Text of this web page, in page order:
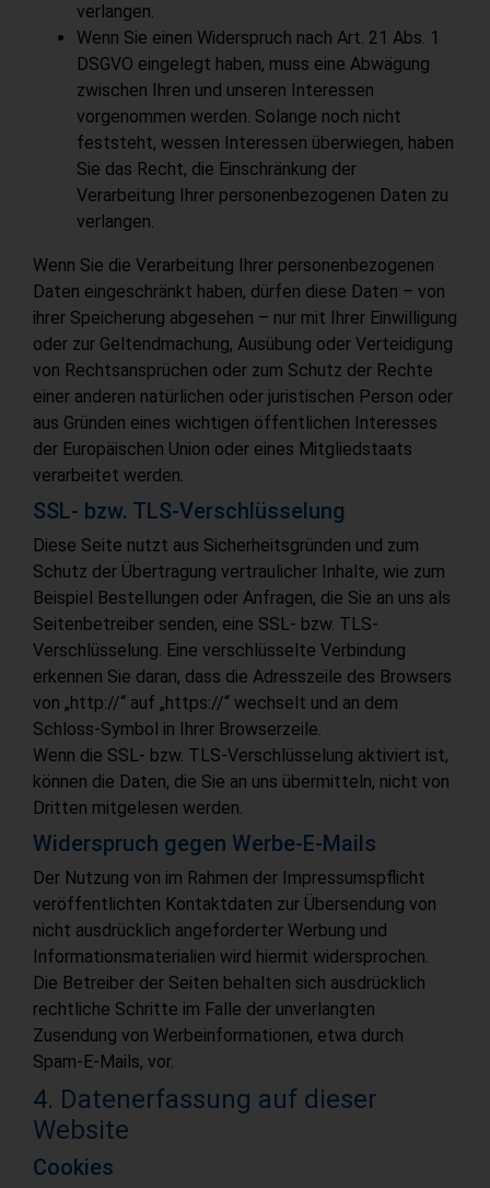
verlangen.
Wenn Sie einen Widerspruch nach Art. 21 Abs. 1
DSGVO eingelegt haben, muss eine Abwägung
zwischen Ihren und unseren Interessen
vorgenommen werden. Solange noch nicht
feststeht, wessen Interessen überwiegen, haben
Sie das Recht, die Einschränkung der
Verarbeitung Ihrer personenbezogenen Daten zu
verlangen.
Wenn Sie die Verarbeitung Ihrer personenbezogenen
Daten eingeschränkt haben, dürfen diese Daten – von
ihrer Speicherung abgesehen – nur mit Ihrer Einwilligung
oder zur Geltendmachung, Ausübung oder Verteidigung
von Rechtsansprüchen oder zum Schutz der Rechte
einer anderen natürlichen oder juristischen Person oder
aus Gründen eines wichtigen öffentlichen Interesses
der Europäischen Union oder eines Mitgliedstaats
verarbeitet werden.
SSL- bzw. TLS-Verschlüsselung
Diese Seite nutzt aus Sicherheitsgründen und zum
Schutz der Übertragung vertraulicher Inhalte, wie zum
Beispiel Bestellungen oder Anfragen, die Sie an uns als
Seitenbetreiber senden, eine SSL- bzw. TLS-
Verschlüsselung. Eine verschlüsselte Verbindung
erkennen Sie daran, dass die Adresszeile des Browsers
von „http://“ auf „https://“ wechselt und an dem
Schloss-Symbol in Ihrer Browserzeile.
Wenn die SSL- bzw. TLS-Verschlüsselung aktiviert ist,
können die Daten, die Sie an uns übermitteln, nicht von
Dritten mitgelesen werden.
Widerspruch gegen Werbe-E-Mails
Der Nutzung von im Rahmen der Impressumspflicht
veröffentlichten Kontaktdaten zur Übersendung von
nicht ausdrücklich angeforderter Werbung und
Informationsmaterialien wird hiermit widersprochen.
Die Betreiber der Seiten behalten sich ausdrücklich
rechtliche Schritte im Falle der unverlangten
Zusendung von Werbeinformationen, etwa durch
Spam-E-Mails, vor.
4. Datenerfassung auf dieser
Website
Cookies